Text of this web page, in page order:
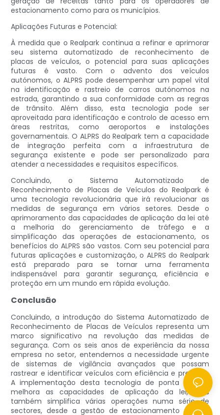
estacionamento como para os municípios.
Aplicações Futuras e Potencial:
À medida que o Realpark continua a refinar e aprimorar
seu sistema automatizado de reconhecimento de
placas de veículos, o potencial para suas aplicações
futuras é vasto. Com o advento dos veículos
autónomos, o ALPRS pode desempenhar um papel vital
na identificação e rastreio de carros autónomos na
estrada, garantindo a sua conformidade com as regras
de trânsito. Além disso, esta tecnologia pode ser
aproveitada para identificação e controlo de acesso em
áreas restritas, como aeroportos e instalações
governamentais. O ALPRS do Realpark tem a capacidade
de integração perfeita com a infraestrutura de
segurança existente e pode ser personalizado para
atender a necessidades e requisitos específicos.
Concluindo, o Sistema Automatizado de
Reconhecimento de Placas de Veículos do Realpark é
uma tecnologia revolucionária que irá revolucionar as
medidas de segurança em vários setores. Desde o
aprimoramento das capacidades de aplicação da lei até
a melhoria do gerenciamento de tráfego e a
simplificação das operações de estacionamento, os
benefícios do ALPRS são vastos. Com seu potencial para
futuras aplicações e customização, o ALPRS do Realpark
está preparado para se tornar uma ferramenta
indispensável para garantir segurança, eficiência e
proteção em um mundo em rápida evolução.
Conclusão
Concluindo, a introdução do Sistema Automatizado de
Reconhecimento de Placas de Veículos representa um
marco significativo na revolução das medidas de
segurança. Com os seis anos de experiência da nossa
empresa no setor, entendemos a necessidade urgente
de sistemas de vigilância avançados que possam
rastrear e identificar veículos com eficiência e precisão.
A implementação desta tecnologia de ponta não só
melhora as capacidades de aplicação da lei, mas
também simplifica várias operações numa série de
sectores, desde a gestão de estacionamento até ao